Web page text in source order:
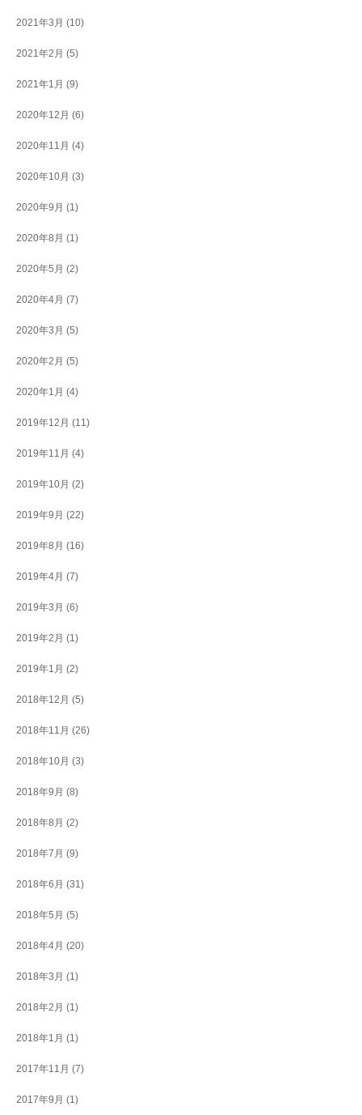
2021年3月 (10)
2021年2月 (5)
2021年1月 (9)
2020年12月 (6)
2020年11月 (4)
2020年10月 (3)
2020年9月 (1)
2020年8月 (1)
2020年5月 (2)
2020年4月 (7)
2020年3月 (5)
2020年2月 (5)
2020年1月 (4)
2019年12月 (11)
2019年11月 (4)
2019年10月 (2)
2019年9月 (22)
2019年8月 (16)
2019年4月 (7)
2019年3月 (6)
2019年2月 (1)
2019年1月 (2)
2018年12月 (5)
2018年11月 (26)
2018年10月 (3)
2018年9月 (8)
2018年8月 (2)
2018年7月 (9)
2018年6月 (31)
2018年5月 (5)
2018年4月 (20)
2018年3月 (1)
2018年2月 (1)
2018年1月 (1)
2017年11月 (7)
2017年9月 (1)